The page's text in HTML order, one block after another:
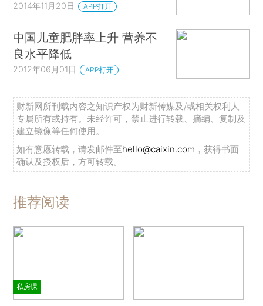
2014年11月20日 APP打开
中国儿童肥胖率上升 营养不
良水平降低
2012年06月01日 APP打开
财新网所刊载内容之知识产权为财新传媒及/或相关权利人
专属所有或持有。未经许可，禁止进行转载、摘编、复制及
建立镜像等任何使用。
如有意愿转载，请发邮件至hello@caixin.com ，获得书面
确认及授权后，方可转载。
推荐阅读
私房课